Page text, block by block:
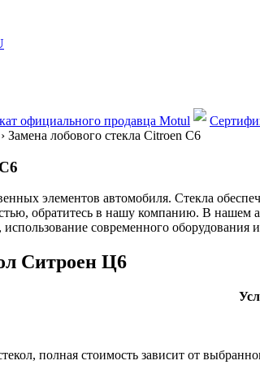
официального продавца Motul
› Замена лобового стекла Сitroen C6
элементов автомобиля. Стекла
обратитесь в нашу компанию. В
современного оборудования
Ситроен Ц6
полная стоимость зависит от